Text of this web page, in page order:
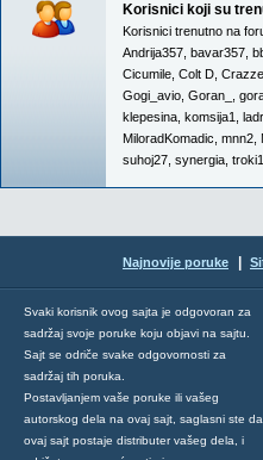
Korisnici koji su
Korisnici trenutno na
Andrija357 bavar357
Cicumile Colt D
Gogi_avio Goran_
klepesina komsija1
MiloradKomadic mnn2
suhoj27 synergia
Najnovije poruke
Svaki korisnik ovog sajta je odgovoran za
sadržaj svoje poruke koju objavi na sajtu.
Sajt se odriče svake odgovornosti za
sadržaj tih poruka.
Postavljanjem vaše poruke ili vašeg
autorskog dela na ovaj sajt, saglasni ste da
ovaj sajt postaje distributer vašeg dela, i